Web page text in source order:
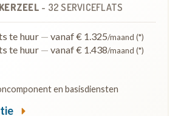
- 32 SERVICEFLATS
te huur — vanaf € 1.325/maand (*)
te huur — vanaf € 1.438/maand (*)
en basisdiensten